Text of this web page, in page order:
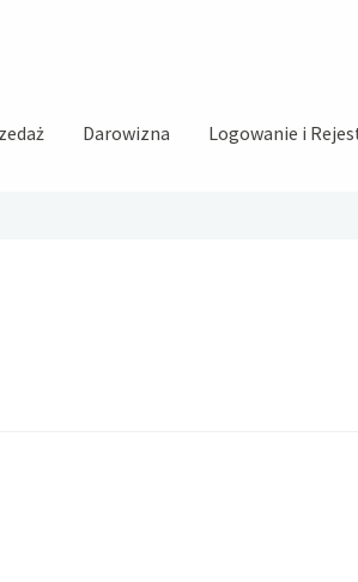
Darowizna Logowanie i